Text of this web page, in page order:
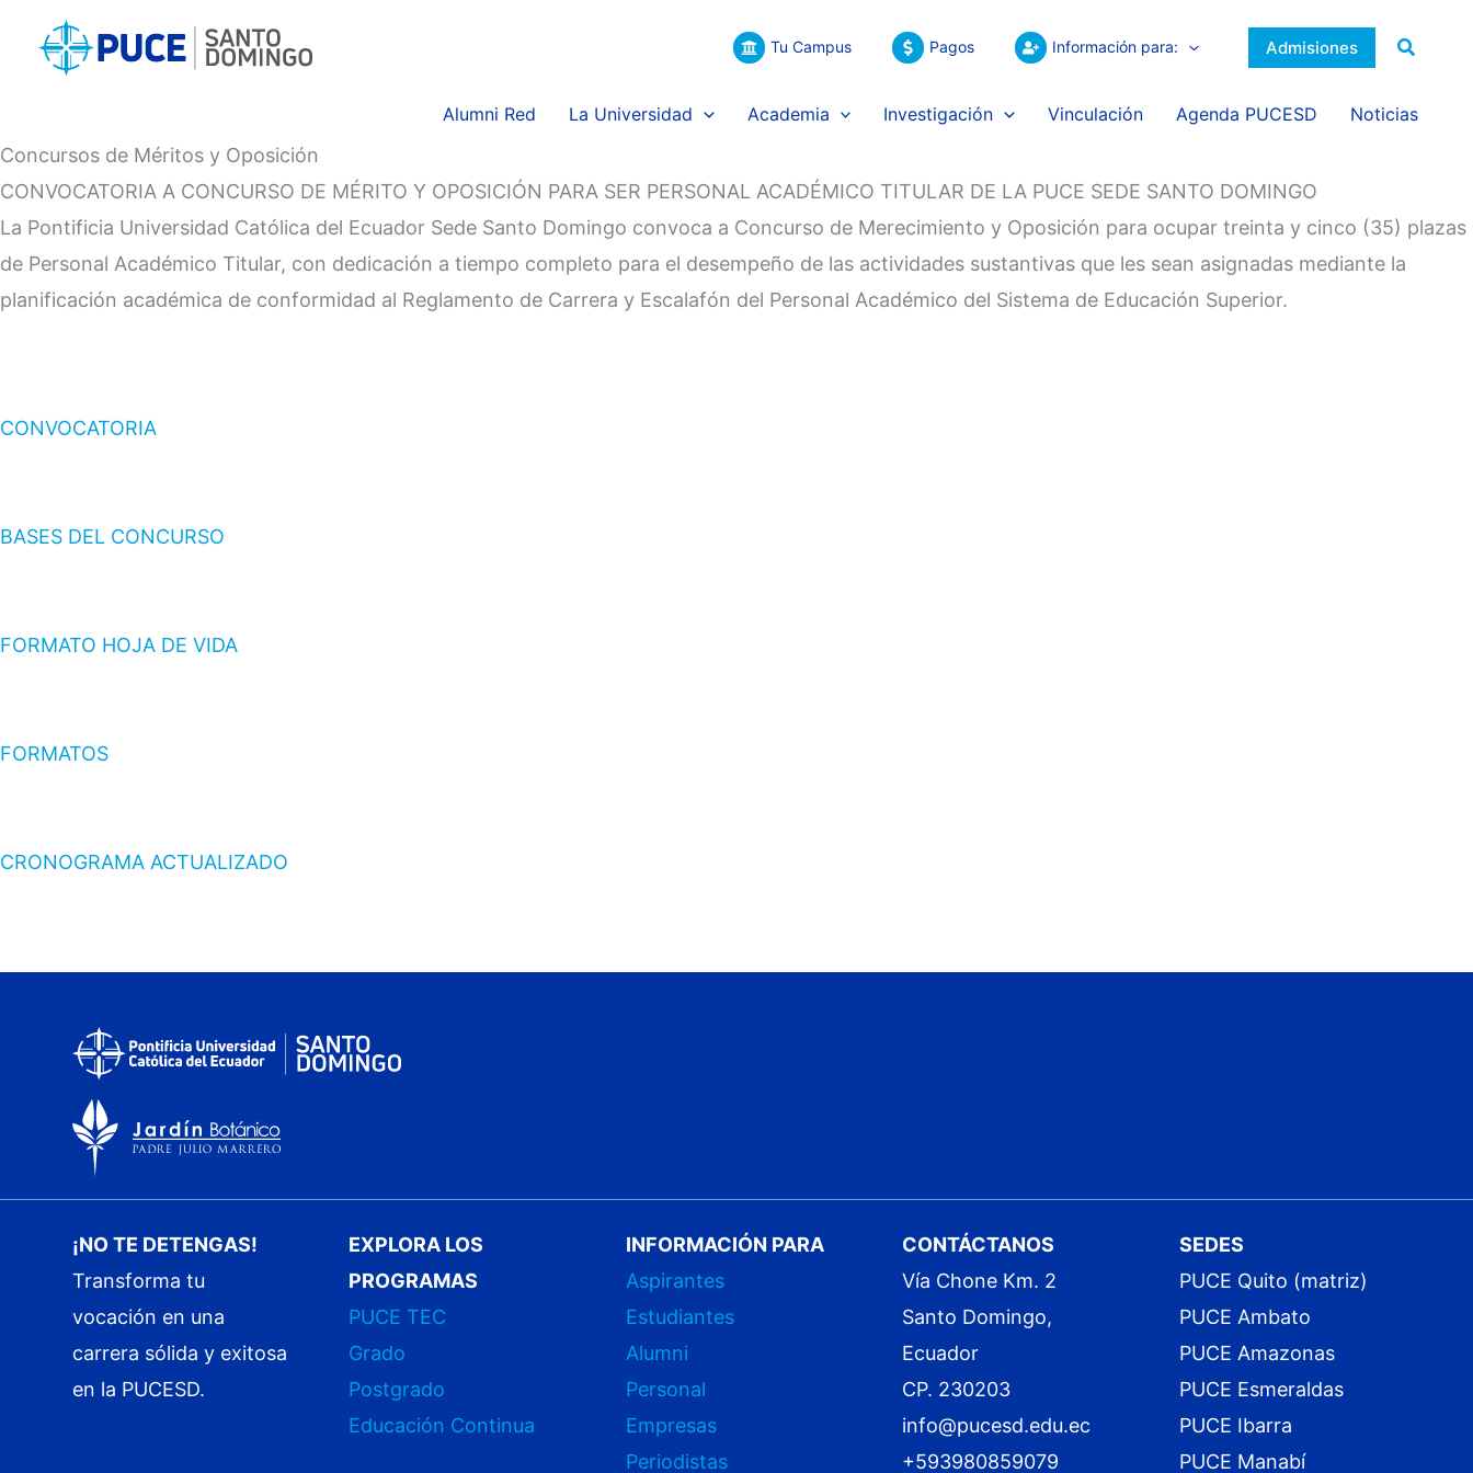
Tu Campus Pagos Información para: Admisiones Buscar
Alumni Red La Universidad Academia Investigación Vinculación Agenda PUCESD Noticias
Concursos de Méritos y Oposición
CONVOCATORIA A CONCURSO DE MÉRITO Y OPOSICIÓN PARA SER PERSONAL ACADÉMICO TITULAR DE LA PUCE SEDE SANTO DOMINGO
La Pontificia Universidad Católica del Ecuador Sede Santo Domingo convoca a Concurso de Merecimiento y Oposición para ocupar treinta y cinco (35) plazas
de Personal Académico Titular, con dedicación a tiempo completo para el desempeño de las actividades sustantivas que les sean asignadas mediante la
planificación académica de conformidad al Reglamento de Carrera y Escalafón del Personal Académico del Sistema de Educación Superior.
CONVOCATORIA
BASES DEL CONCURSO
FORMATO HOJA DE VIDA
FORMATOS
CRONOGRAMA ACTUALIZADO
¡NO TE DETENGAS!
Transforma tu
vocación en una
carrera sólida y exitosa
en la PUCESD.
EXPLORA LOS
PROGRAMAS
PUCE TEC
Grado
Postgrado
Educación Continua
INFORMACIÓN PARA
Aspirantes
Estudiantes
Alumni
Personal
Empresas
Periodistas
CONTÁCTANOS
Vía Chone Km. 2
Santo Domingo,
Ecuador
CP. 230203
info@pucesd.edu.ec
+593980859079
SEDES
PUCE Quito (matriz)
PUCE Ambato
PUCE Amazonas
PUCE Esmeraldas
PUCE Ibarra
PUCE Manabí